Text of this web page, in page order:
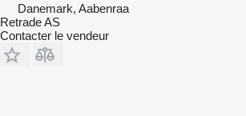
Danemark, Aabenraa
Retrade AS
Contacter le vendeur